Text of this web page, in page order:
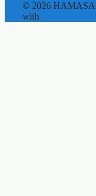
© 2026
with